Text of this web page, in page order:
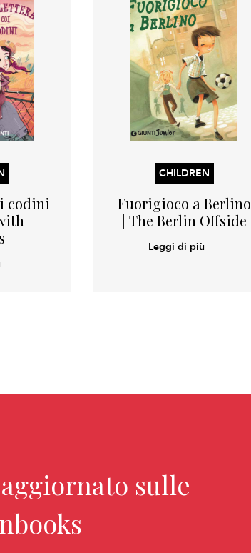
codini
CHILDREN
Fuorigioco a Berlino
| The Berlin Offside
Leggi di più
sulle